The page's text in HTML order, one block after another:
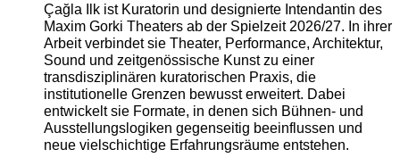
Çağla Ilk ist Kuratorin und designierte Intendantin des
Maxim Gorki Theaters ab der Spielzeit 2026/27. In ihrer
Arbeit verbindet sie Theater, Performance, Architektur,
Sound und zeitgenössische Kunst zu einer
transdisziplinären kuratorischen Praxis, die
institutionelle Grenzen bewusst erweitert. Dabei
entwickelt sie Formate, in denen sich Bühnen- und
Ausstellungslogiken gegenseitig beeinflussen und
neue vielschichtige Erfahrungsräume entstehen.